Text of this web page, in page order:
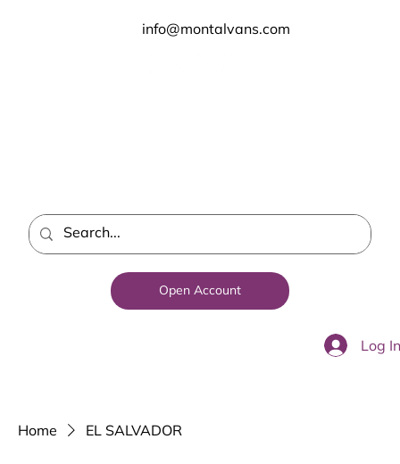
Open Account
Log In
info@montalvans.com
Home EL SALVADOR